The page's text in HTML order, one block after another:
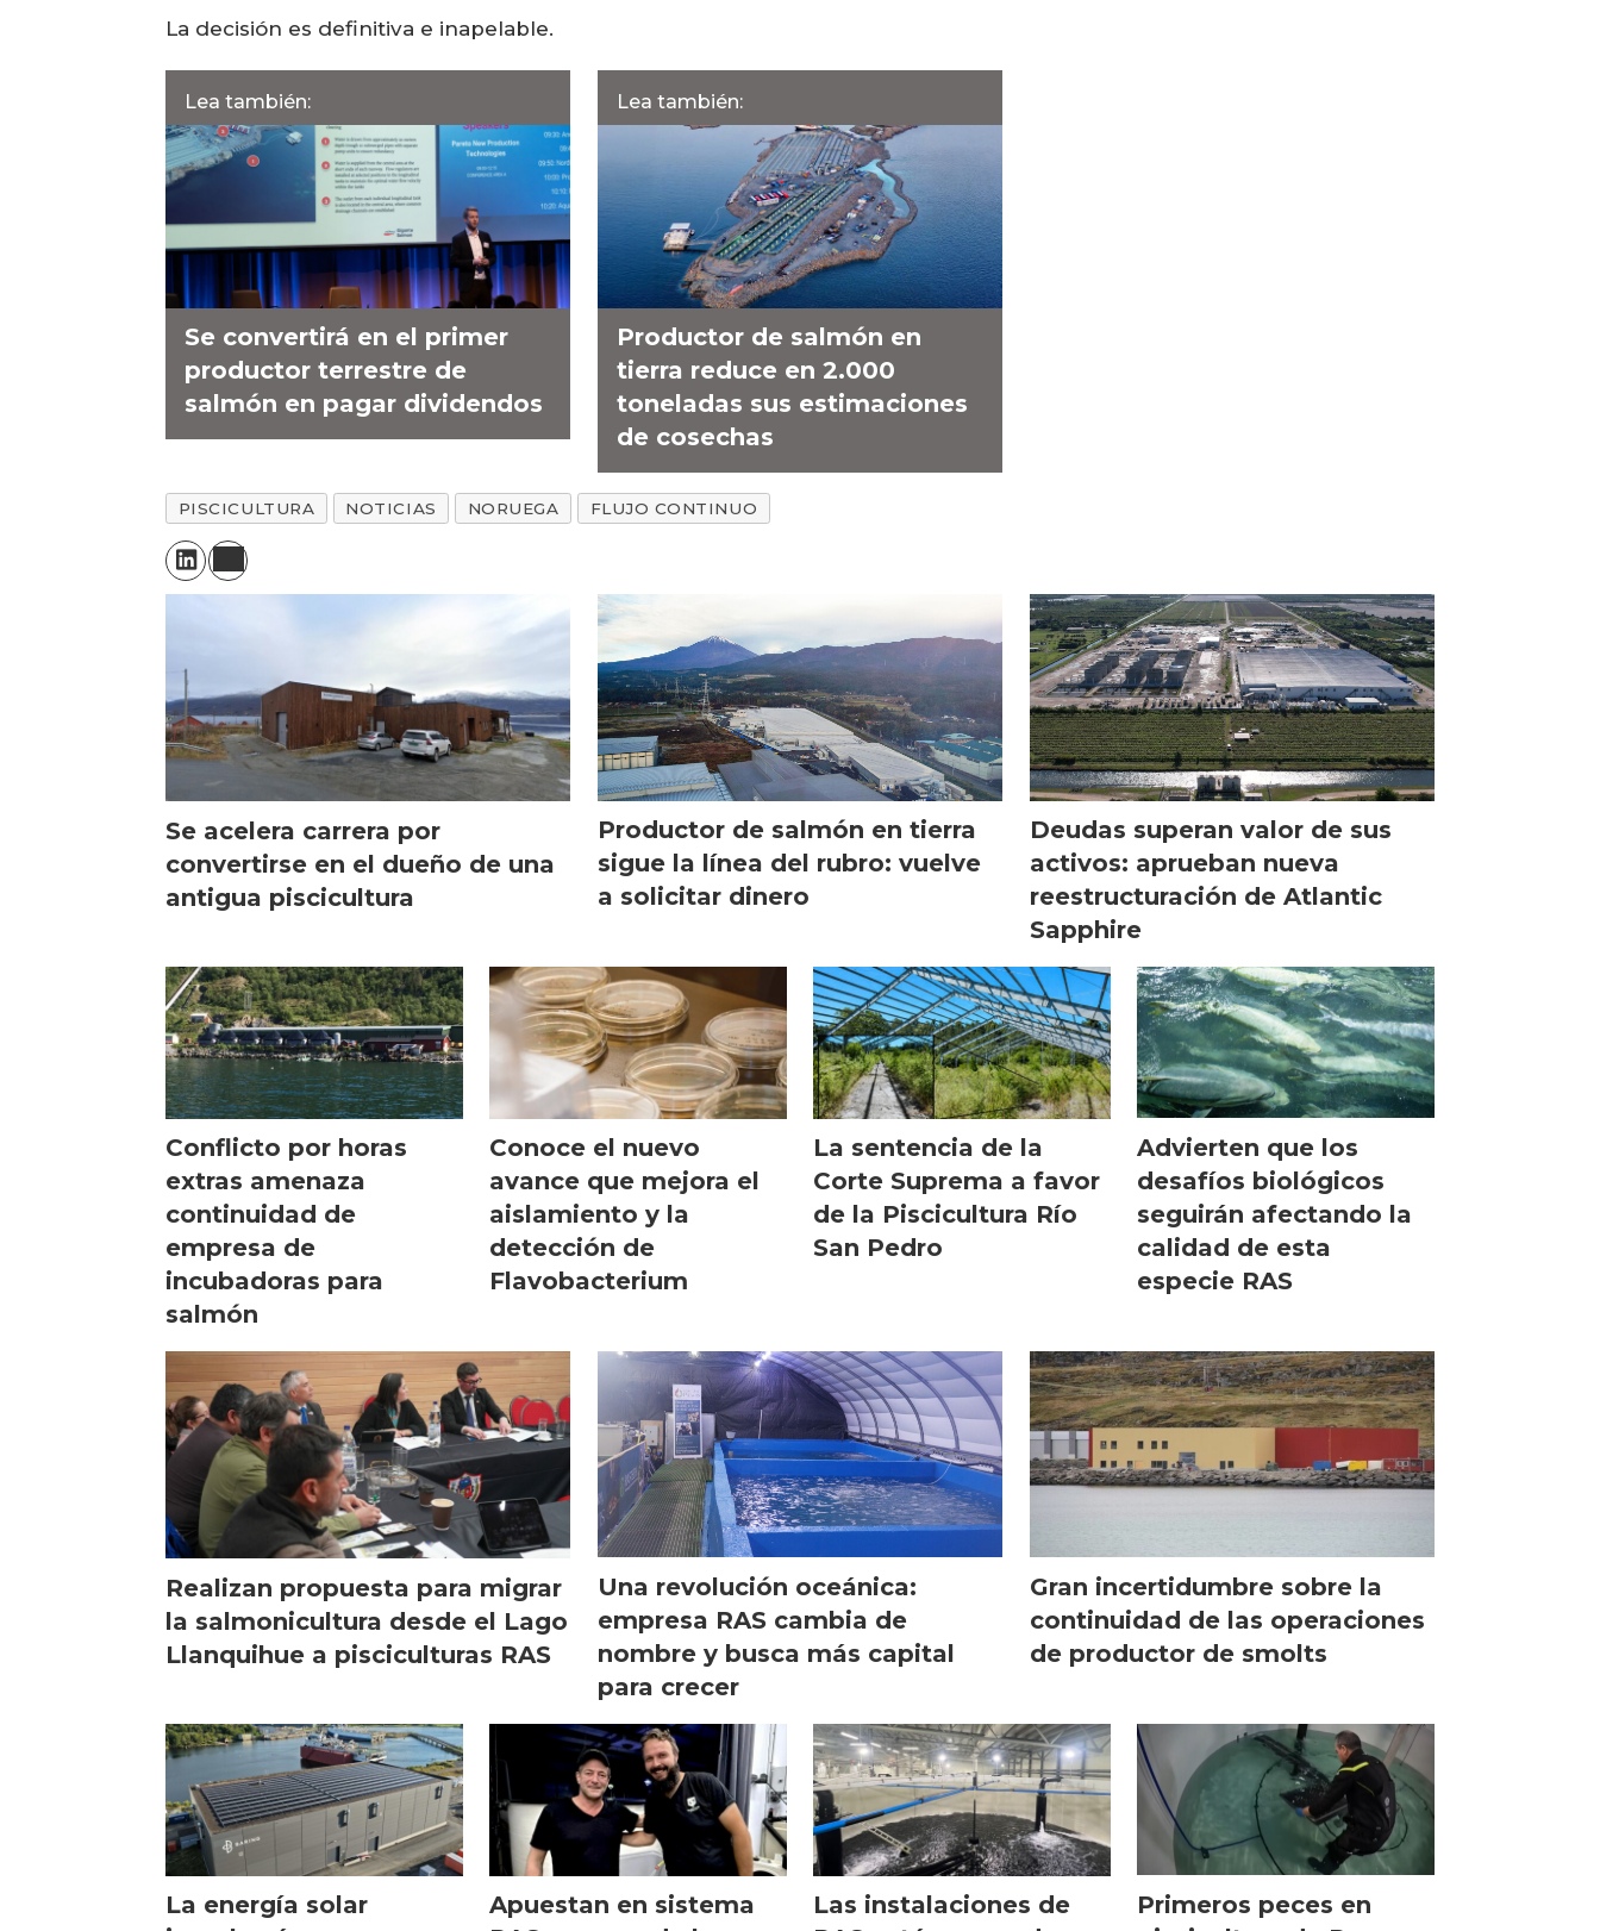
La decisión es definitiva e inapelable.
Lea también:
Se convertirá en el primer
productor terrestre de
salmón en pagar dividendos
Lea también:
Productor de salmón en
tierra reduce en 2.000
toneladas sus estimaciones
de cosechas
PISCICULTURA NOTICIAS NORUEGA FLUJO CONTINUO
Se acelera carrera por
convertirse en el dueño de una
antigua piscicultura
Productor de salmón en tierra
sigue la línea del rubro: vuelve
a solicitar dinero
Deudas superan valor de sus
activos: aprueban nueva
reestructuración de Atlantic
Sapphire
Conflicto por horas
extras amenaza
continuidad de
empresa de
incubadoras para
salmón
Conoce el nuevo
avance que mejora el
aislamiento y la
detección de
Flavobacterium
La sentencia de la
Corte Suprema a favor
de la Piscicultura Río
San Pedro
Advierten que los
desafíos biológicos
seguirán afectando la
calidad de esta
especie RAS
Realizan propuesta para migrar
la salmonicultura desde el Lago
Llanquihue a pisciculturas RAS
Una revolución oceánica:
empresa RAS cambia de
nombre y busca más capital
para crecer
Gran incertidumbre sobre la
continuidad de las operaciones
de productor de smolts
La energía solar
Apuestan en sistema
Las instalaciones de
Primeros peces en